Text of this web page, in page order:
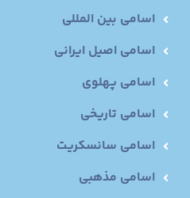
اسامی بین المللی
اسامی اصیل ایرانی
اسامی پهلوی
اسامی تاریخی
اسامی سانسکریت
اسامی مذهبی